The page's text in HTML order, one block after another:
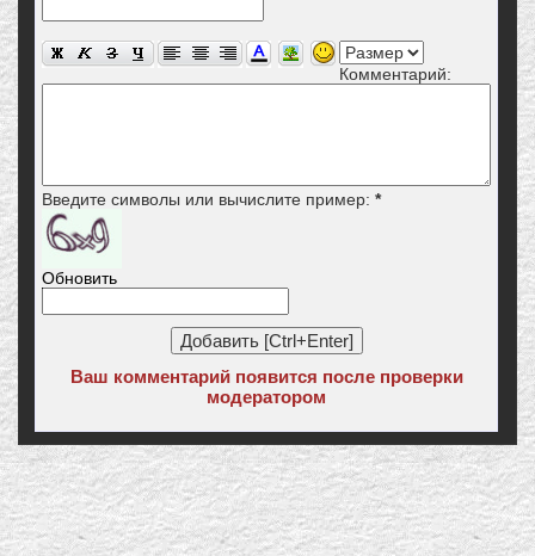
Комментарий:
Введите символы или вычислите пример: *
Обновить
Ваш комментарий появится после проверки
модератором